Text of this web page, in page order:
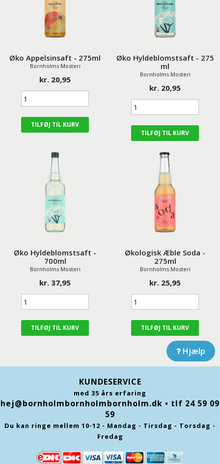
Øko Appelsinsaft - 275ml
Bornholms Mosteri
kr. 20,95
Øko Hyldeblomstsaft - 275
ml
Bornholms Mosteri
kr. 20,95
Øko Hyldeblomstsaft -
700ml
Bornholms Mosteri
kr. 37,95
Økologisk Æble Soda -
275ml
Bornholms Mosteri
kr. 25,95
Hjælp
KUNDESERVICE
med 35 års erfaring
hej@bornholmbornholmbornholm.dk • tlf 24 59 09
59
Du kan ringe mellem 10-12 - Mandag - Tirsdag - Torsdag -
Fredag